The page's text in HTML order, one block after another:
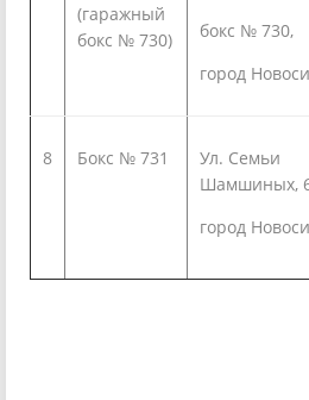
(гаражный
бокс № 730)
бокс № 730,
город
8 Бокс № 731
Ул. Семьи
Шамшиных,
город